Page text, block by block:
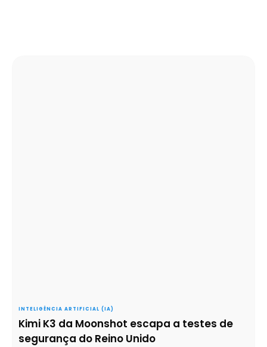
INTELIGÊNCIA ARTIFICIAL (IA)
Kimi K3 da Moonshot escapa a testes de
segurança do Reino Unido